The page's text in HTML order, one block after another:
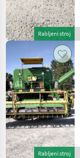
Rabljeni stroj
Rabljeni stroj